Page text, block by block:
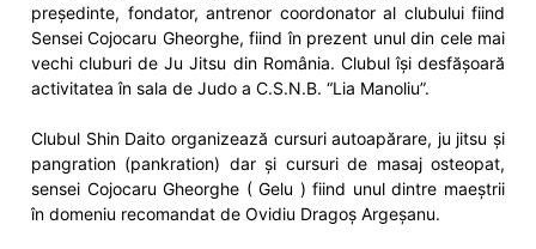
președinte, fondator, antrenor coordonator al clubului fiind
Sensei Cojocaru Gheorghe, fiind în prezent unul din cele mai
vechi cluburi de Ju Jitsu din România. Clubul își desfășoară
activitatea în sala de Judo a C.S.N.B. “Lia Manoliu”.
Clubul Shin Daito organizează cursuri autoapărare, ju jitsu și
pangration (pankration) dar și cursuri de masaj osteopat,
sensei Cojocaru Gheorghe ( Gelu ) fiind unul dintre maeștrii
în domeniu recomandat de Ovidiu Dragoș Argeșanu.